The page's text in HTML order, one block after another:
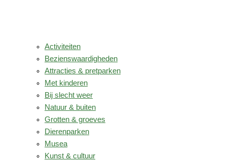
Activiteiten
Bezienswaardigheden
Attracties & pretparken
Met kinderen
Bij slecht weer
Natuur & buiten
Grotten & groeves
Dierenparken
Musea
Kunst & cultuur